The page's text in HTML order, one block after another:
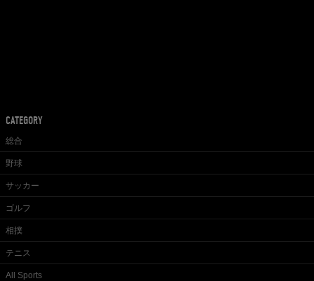
CATEGORY
総合
野球
サッカー
ゴルフ
相撲
テニス
All Sports